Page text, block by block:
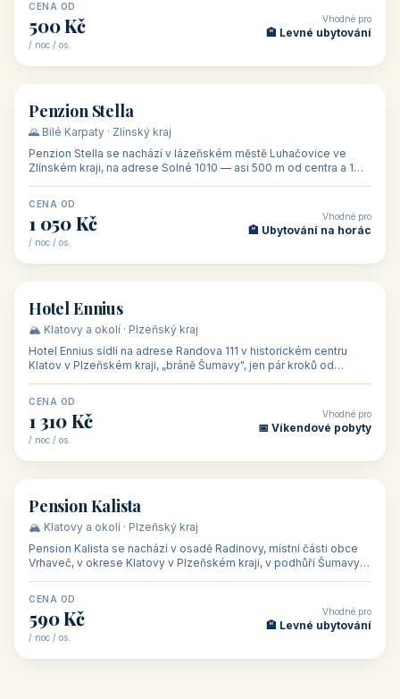
CENA OD
500 Kč
/ noc / os.
Vhodné pro
🏨 Levné ubytování
🏡 penzion
Penzion Stella
🌄 Bílé Karpaty · Zlínský kraj
Penzion Stella se nachází v lázeňském městě Luhačovice ve
Zlínském kraji, na adrese Solné 1010 — asi 500 m od centra a 1
CENA OD
1 050 Kč
/ noc / os.
Vhodné pro
🏨 Ubytování na horác
🏨 hotel
Hotel Ennius
🏔️ Klatovy a okolí · Plzeňský kraj
Hotel Ennius sídlí na adrese Randova 111 v historickém centru
Klatov v Plzeňském kraji, „bráně Šumavy", jen pár kroků od
CENA OD
1 310 Kč
/ noc / os.
Vhodné pro
📅 Víkendové pobyty
🏡 penzion
Pension Kalista
🏔️ Klatovy a okolí · Plzeňský kraj
Pension Kalista se nachází v osadě Radinovy, místní části obce
Vrhaveč, v okrese Klatovy v Plzeňském kraji, v podhůří Šumavy
CENA OD
590 Kč
/ noc / os.
Vhodné pro
🏨 Levné ubytování